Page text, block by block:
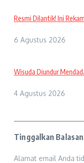
Resmi Dilantik! Ini
6 Agustus 2026
Wisuda Diundur
4 Agustus 2026
Tinggalkan Balasan
Alamat email Anda